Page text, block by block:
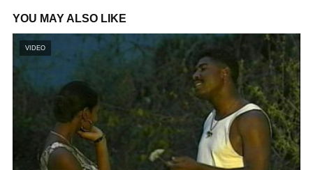
i
d
e
YOU MAY ALSO LIKE
VIDEO